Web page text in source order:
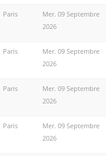
Paris
Mer. 09 Septembre
2026
Paris
Mer. 09 Septembre
2026
Paris
Mer. 09 Septembre
2026
Paris
Mer. 09 Septembre
2026